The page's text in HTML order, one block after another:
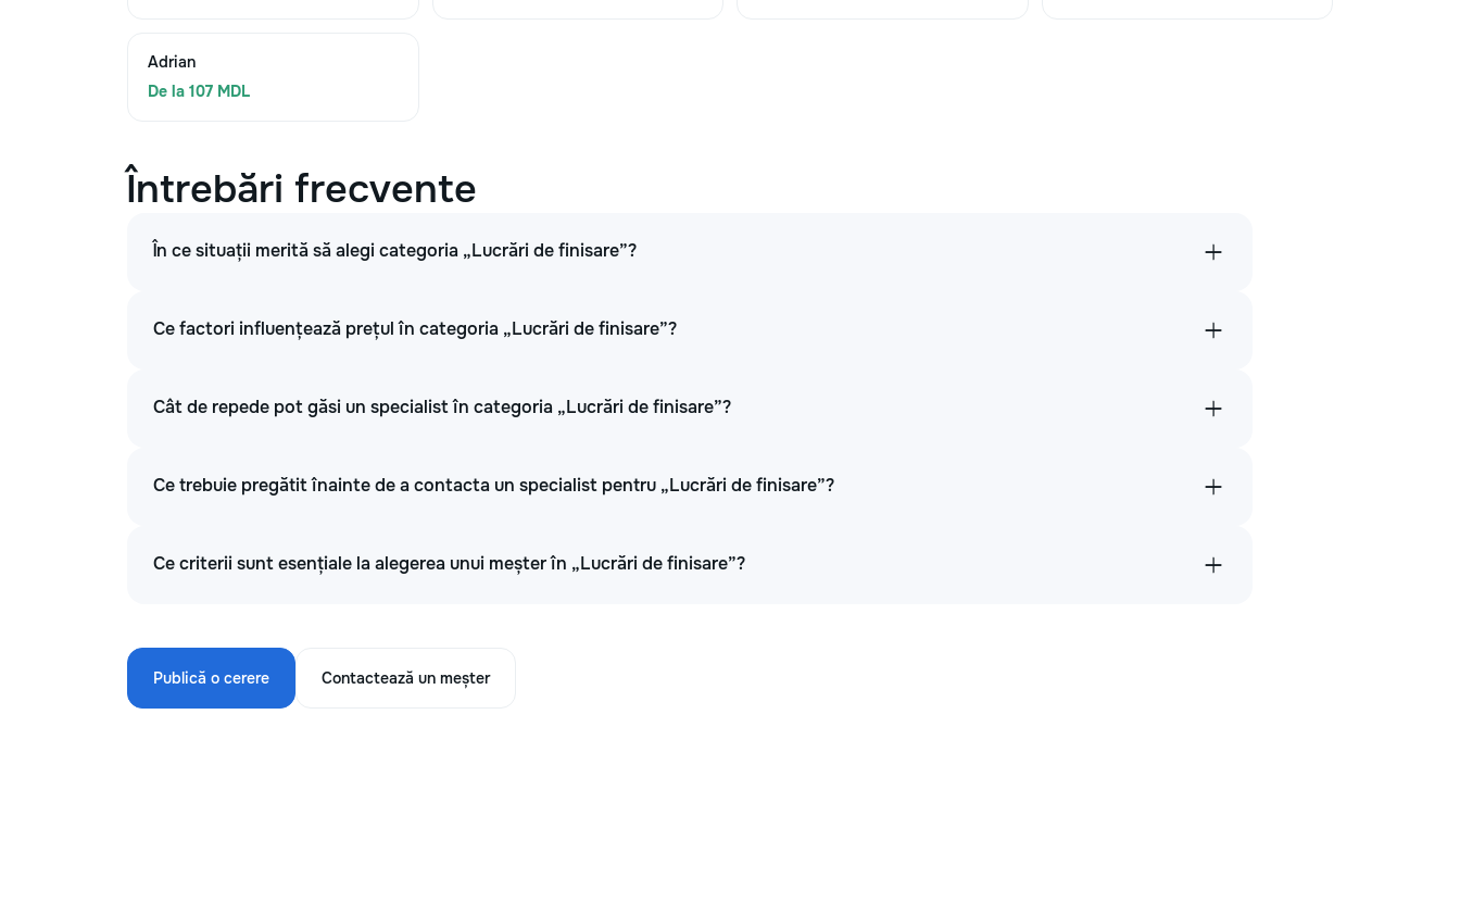
Adrian
De la 107 MDL
Întrebări frecvente
În ce situații merită să alegi categoria „Lucrări de finisare”?
Ce factori influențează prețul în categoria „Lucrări de finisare”?
Cât de repede pot găsi un specialist în categoria „Lucrări de finisare”?
Ce trebuie pregătit înainte de a contacta un specialist pentru „Lucrări de finisare”?
Ce criterii sunt esențiale la alegerea unui meșter în „Lucrări de finisare”?
Publică o cerere Contactează un meșter